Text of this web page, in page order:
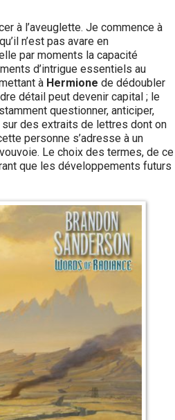
à l’aveuglette. Je commence à
n’est pas avare en
par moments la capacité
d’intrigue essentiels au
à Hermione de dédoubler
détail peut devenir capital ; le
questionner, anticiper,
des extraits de lettres dont on
personne s’adresse à un
Le choix des termes, de ce
que les développements futurs